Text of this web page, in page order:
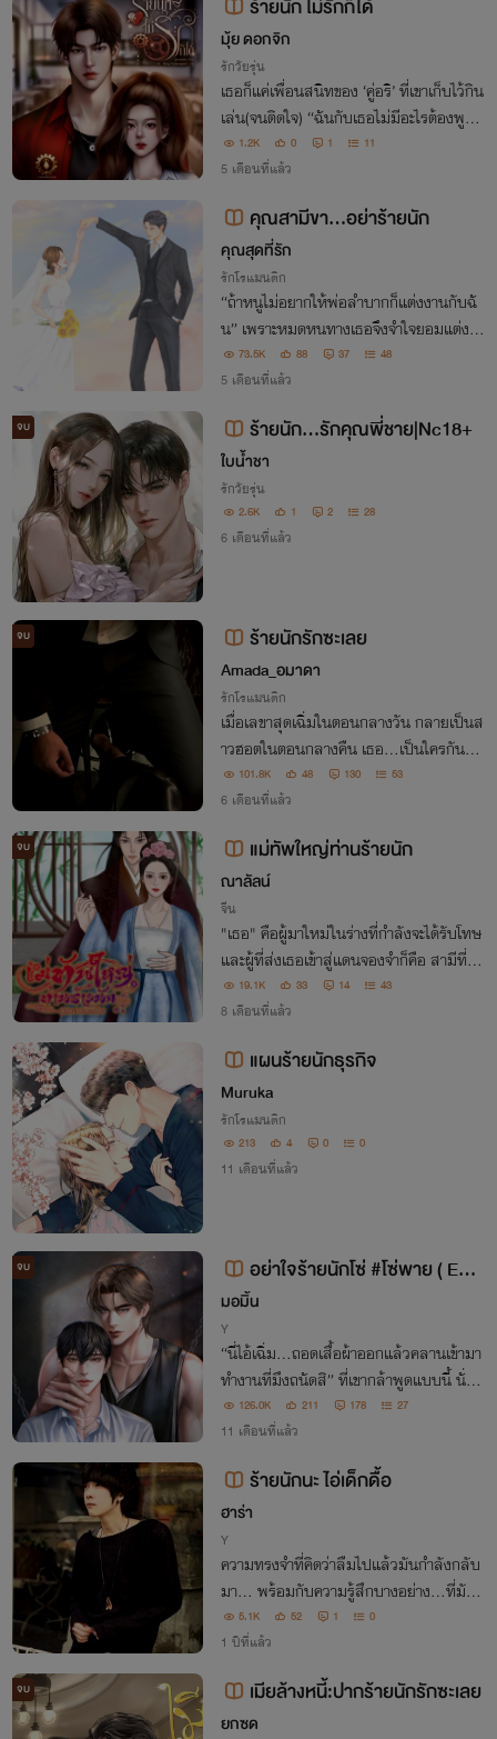
ร้ายนัก ไม่รักก็ได้
มุ้ย ดอกจิก
รักวัยรุ่น
เธอก็แค่เพื่อนสนิทของ ‘คู่อริ’ ที่เขาเก็บไว้กิน
เล่น(จนติดใจ) “ฉันกับเธอไม่มีอะไรต้องพูดกั
นอีก ทางใครทางมัน” “บัวไม่ได้รักธันแล้ว ก
ลับไปซะ”
1.2K 0 1 11
5 เดือนที่แล้ว
คุณสามีขา...อย่าร้ายนัก
คุณสุดที่รัก
รักโรแมนติก
“ถ้าหนูไม่อยากให้พ่อลำบากก็แต่งงานกับฉั
น” เพราะหมดหนทางเธอจึงจำใจยอมแต่งงา
นกับเขา “แต่หลังจากที่คุณได้ไร่พรรณนารี เ
ราจะหย่ากัน” ทว่าทุกอย่างมันกลับไม่ได้เป็น
73.5K 88 37 48
5 เดือนที่แล้ว
จบ ร้ายนัก…รักคุณพี่ชาย|Nc18+
ใบน้ำชา
รักวัยรุ่น
2.6K 1 2 28
6 เดือนที่แล้ว
จบ ร้ายนักรักซะเลย
Amada_อมาดา
รักโรแมนติก
เมื่อเลขาสุดเฉิ่มในตอนกลางวัน กลายเป็นส
าวฮอตในตอนกลางคืน เธอ...เป็นใครกันแน
่? 101.8K 48 130 53
6 เดือนที่แล้ว
จบ แม่ทัพใหญ่ท่านร้ายนัก
ณาลัลน์
จีน
"เธอ" คือผู้มาใหม่ในร่างที่กำลังจะได้รับโทษ
และผู้ที่ส่งเธอเข้าสู่แดนจองจำก็คือ สามีที่เก
ลียดชังของเจ้าของร่างเดิม เธอต้องหลบหนี
ชะตากรรมที่ติดมากับร่างนี้ แต่ใยยิ่งหนี เขาก
19.1K 33 14 43
8 เดือนที่แล้ว
แผนร้ายนักธุรกิจ
Muruka
รักโรแมนติก
213 4 0 0
11 เดือนที่แล้ว
จบ
อย่าใจร้ายนักโซ่ #โซ่พาย ( END
)
มอมิ้น
Y
“นี่ไอ้เฉิ่ม...ถอดเสื้อผ้าออกแล้วคลานเข้ามา
ทำงานที่มึงถนัดสิ” ที่เขากล้าพูดแบบนี้ นั่นเ
พราะเขารู้ ว่าผมชอบเขามากที่สุดในโลก
126.0K 211 178 27
11 เดือนที่แล้ว
ร้ายนักนะ ไอ่เด็กดื้อ
ฮาร่า
Y
ความทรงจำที่คิดว่าลืมไปแล้วมันกำลังกลับ
มา... พร้อมกับความรู้สึกบางอย่าง...ที่มันไ
ม่เคยหายไปไหนเลย
5.1K 52 1 0
1 ปีที่แล้ว
จบ เมียล้างหนี้:ปากร้ายนักรักซะเลย
ยกซด